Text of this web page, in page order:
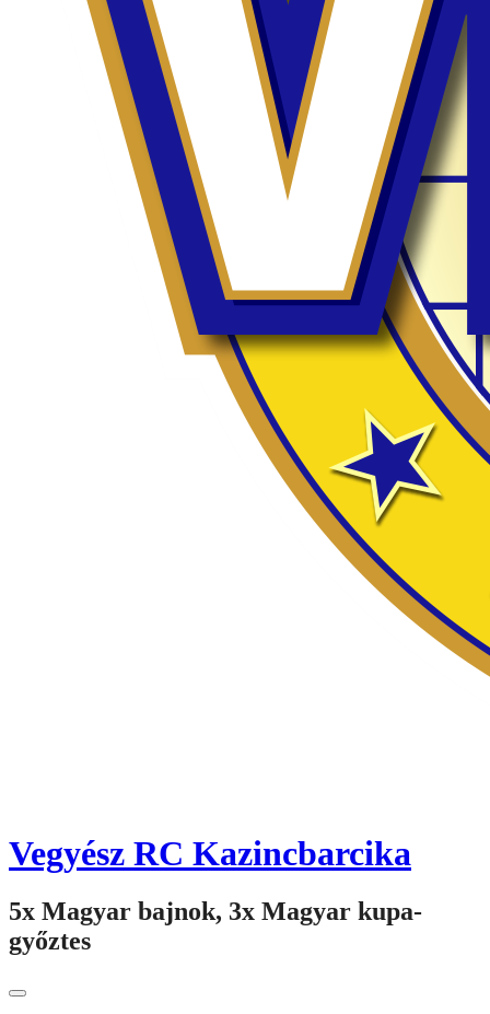
Vegyész RC Kazincbarcika
5x Magyar bajnok, 3x Magyar kupa-
győztes